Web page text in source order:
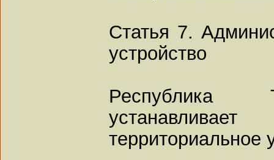
Статья 7.
устройство
Республика
устанавливает
территориальное